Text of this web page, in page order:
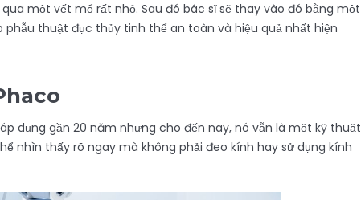
một vết mổ rất nhỏ. Sau đó bác sĩ sẽ thay vào đó bằng một
thuật đục thủy tinh thể an toàn và hiệu quả nhất hiện
dụng gần 20 năm nhưng cho đến nay, nó vẫn là một kỹ thuật
nhìn thấy rõ ngay mà không phải đeo kính hay sử dụng kính